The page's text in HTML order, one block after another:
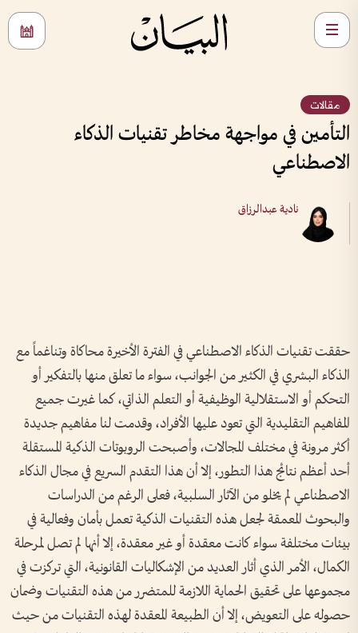
مقالات
التأمين في مواجهة مخاطر تقنيات الذكاء
الاصطناعي
نادية عبدالرزاق
حققت تقنيات الذكاء الاصطناعي في الفترة الأخيرة محاكاة وتناغماً مع
الذكاء البشري في الكثير من الجوانب، سواء ما تعلق منها بالتفكير أو
التحكم أو الاستقلالية الوظيفية أو التعلم الذاتي، كما غيرت جميع
المفاهيم التقليدية التي تعود عليها الأفراد، وقدمت لنا مفاهيم جديدة
أكثر مرونة في مختلف المجالات، وأصبحت الروبوتات الذكية المستقلة
أحد أعظم نتائج هذا التطور، إلا أن هذا التقدم السريع في مجال الذكاء
الاصطناعي لم يخلو من الآثار السلبية، فعلى الرغم من الدراسات
والبحوث المعمقة لجعل هذه التقنيات الذكية تعمل بأمان وفعالية في
بيئات مختلفة سواء كانت معقدة أو غير معقدة، إلا أنها لم تصل لمرحلة
الكمال، الأمر الذي أثار العديد من الإشكاليات القانونية، التي تركزت في
مجموعها على تحقيق الحماية اللازمة للمتضرر من هذه التقنيات وضمان
حصوله على التعويض، إلا أن الطبيعة المعقدة لهذه التقنيات من حيث